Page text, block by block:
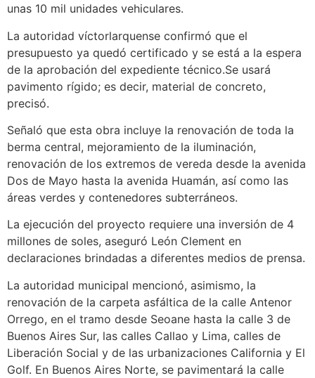
unas 10 mil unidades vehiculares.
La autoridad víctorlarquense confirmó que el
presupuesto ya quedó certificado y se está a la espera
de la aprobación del expediente técnico.Se usará
pavimento rígido; es decir, material de concreto,
precisó.
Señaló que esta obra incluye la renovación de toda la
berma central, mejoramiento de la iluminación,
renovación de los extremos de vereda desde la avenida
Dos de Mayo hasta la avenida Huamán, así como las
áreas verdes y contenedores subterráneos.
La ejecución del proyecto requiere una inversión de 4
millones de soles, aseguró León Clement en
declaraciones brindadas a diferentes medios de prensa.
La autoridad municipal mencionó, asimismo, la
renovación de la carpeta asfáltica de la calle Antenor
Orrego, en el tramo desde Seoane hasta la calle 3 de
Buenos Aires Sur, las calles Callao y Lima, calles de
Liberación Social y de las urbanizaciones California y El
Golf. En Buenos Aires Norte, se pavimentará la calle